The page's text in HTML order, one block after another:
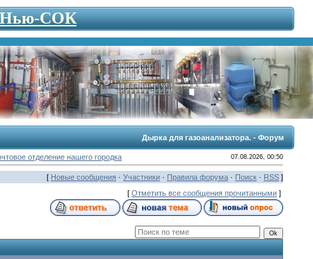
Нью-СОК
Дырка для газоанализатора. - Форум
отделение нашего городка 07.08.2026, 00:50
[ Новые сообщения· Участники· Правила форума· Поиск· RSS]
[ Отметить все сообщения прочитанными]